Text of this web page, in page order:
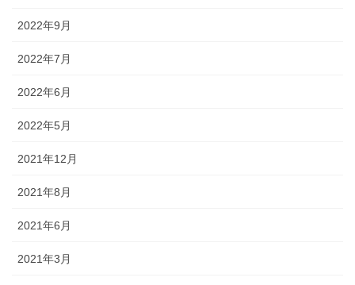
2022年9月
2022年7月
2022年6月
2022年5月
2021年12月
2021年8月
2021年6月
2021年3月